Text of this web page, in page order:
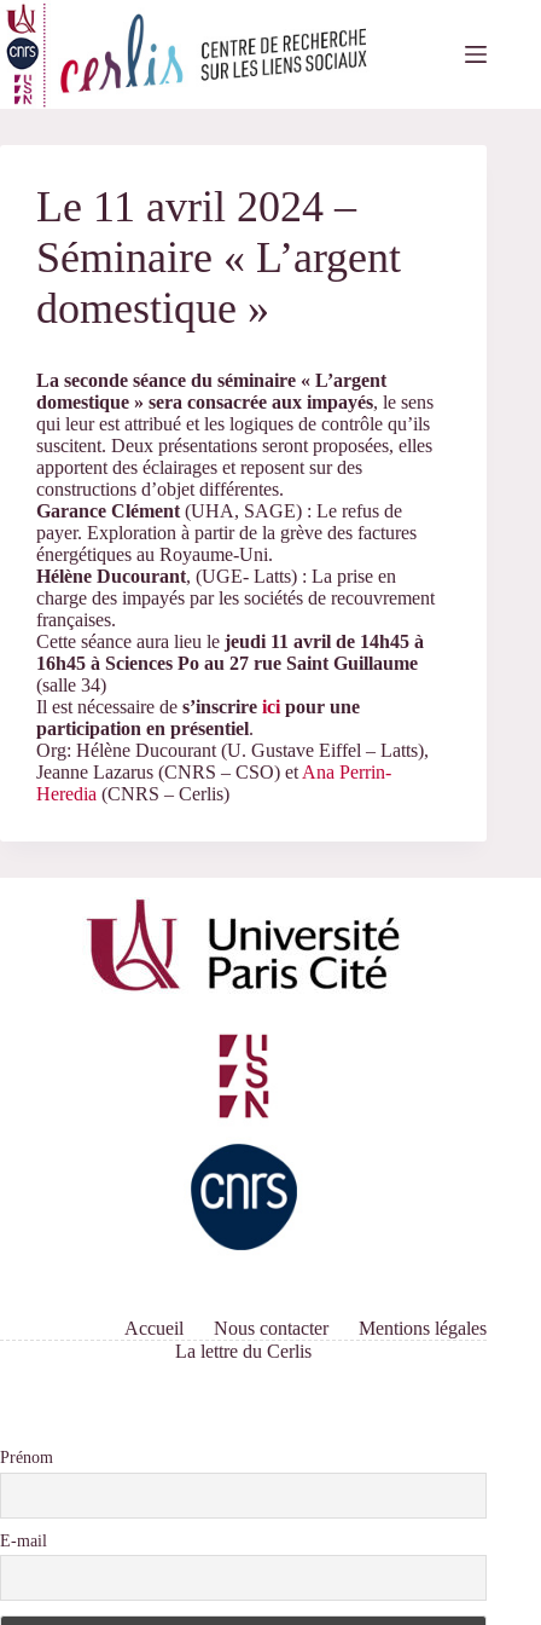
Passer
au
contenu
Le 11 avril 2024 –
Séminaire « L’argent
domestique »
La seconde séance du séminaire « L’argent
domestique » sera consacrée aux impayés, le sens
qui leur est attribué et les logiques de contrôle qu’ils
suscitent. Deux présentations seront proposées, elles
apportent des éclairages et reposent sur des
constructions d’objet différentes.
Garance Clément (UHA, SAGE) : Le refus de
payer. Exploration à partir de la grève des factures
énergétiques au Royaume-Uni.
Hélène Ducourant, (UGE- Latts) : La prise en
charge des impayés par les sociétés de recouvrement
françaises.
Cette séance aura lieu le jeudi 11 avril de 14h45 à
16h45 à Sciences Po au 27 rue Saint Guillaume
(salle 34)
Il est nécessaire de s’inscrire ici pour une
participation en présentiel.
Org: Hélène Ducourant (U. Gustave Eiffel – Latts),
Jeanne Lazarus (CNRS – CSO) et Ana Perrin-
Heredia (CNRS – Cerlis)
Accueil Nous contacter
Mentions légales
La lettre du Cerlis
Prénom
E-mail